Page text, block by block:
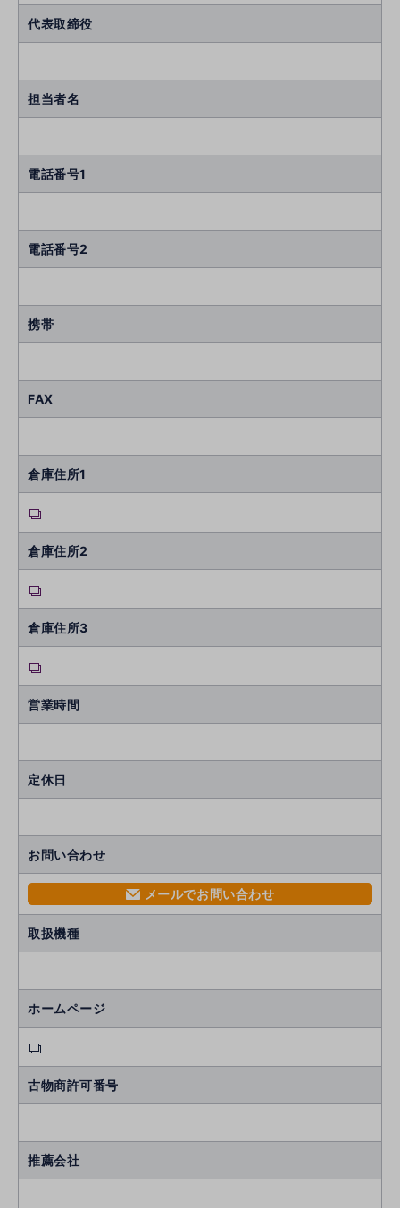
代表取締役
担当者名
電話番号1
電話番号2
携帯
FAX
倉庫住所1
倉庫住所2
倉庫住所3
営業時間
定休日
お問い合わせ
mail メールでお問い合わせ
取扱機種
ホームページ
古物商許可番号
推薦会社